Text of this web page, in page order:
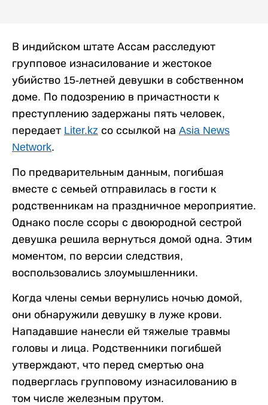
В индийском штате Ассам расследуют
групповое изнасилование и жестокое
убийство 15-летней девушки в собственном
доме. По подозрению в причастности к
преступлению задержаны пять человек,
передает Liter.kz со ссылкой на Asia News
Network.
По предварительным данным, погибшая
вместе с семьей отправилась в гости к
родственникам на праздничное мероприятие.
Однако после ссоры с двоюродной сестрой
девушка решила вернуться домой одна. Этим
моментом, по версии следствия,
воспользовались злоумышленники.
Когда члены семьи вернулись ночью домой,
они обнаружили девушку в луже крови.
Нападавшие нанесли ей тяжелые травмы
головы и лица. Родственники погибшей
утверждают, что перед смертью она
подверглась групповому изнасилованию в
том числе железным прутом.